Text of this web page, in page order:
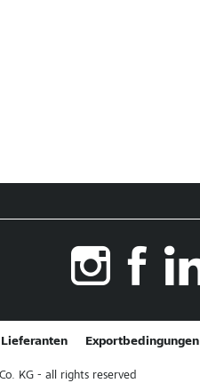
Lieferanten Exportbedingungen
KG - all rights reserved